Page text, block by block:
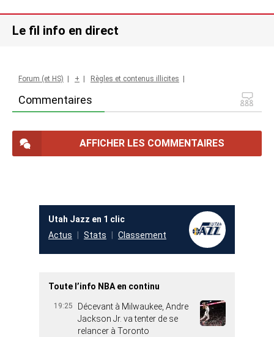
Le fil info en direct
Commentaires
Forum (et HS) + Règles et contenus illicites
AFFICHER LES COMMENTAIRES
Utah Jazz en 1 clic
Actus
Stats Classement
Toute l’info NBA en continu
19:25
Décevant à Milwaukee, Andre
Jackson Jr. va tenter de se
relancer à Toronto